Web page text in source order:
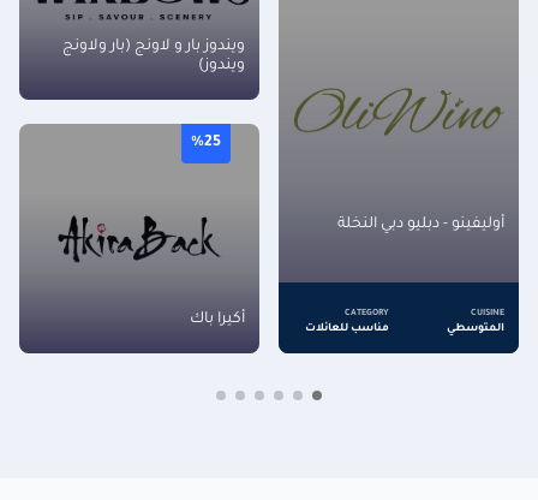
أوليفينو - دبليو دبي النخلة
CUISINE
المتوسطي
CATEGORY
مناسب للعائلات
ويندوز بار و لاونج (بار ولاونج
ويندوز)
%25
أكيرا باك